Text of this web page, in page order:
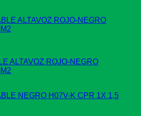
ALTAVOZ ROJO-NEGRO